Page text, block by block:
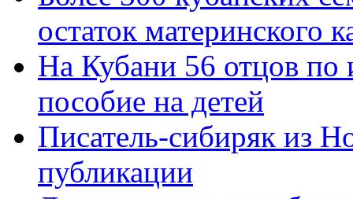
остаток материнского
На Кубани 56 отцов по
пособие на детей
Писатель-сибиряк из
публикации